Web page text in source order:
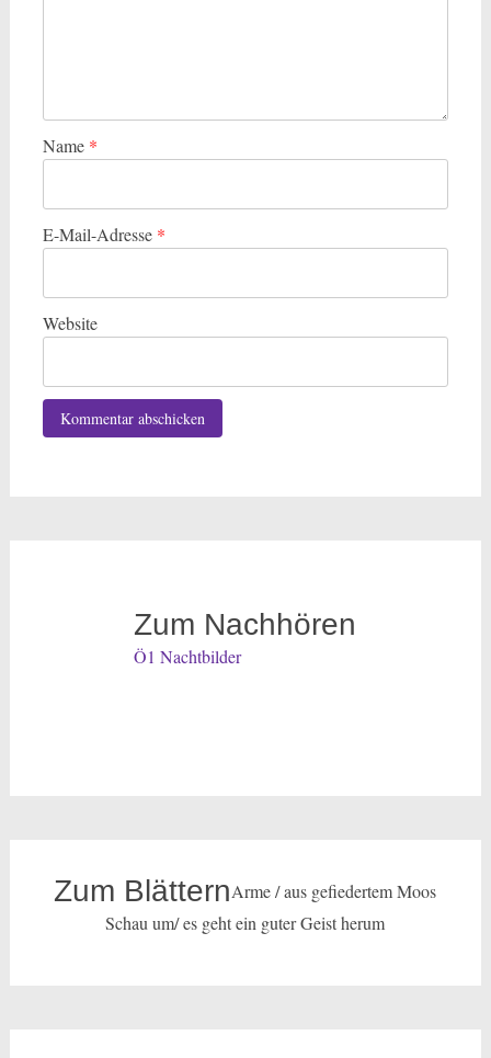
Name *
E-Mail-Adresse *
Website
Zum Nachhören
Ö1 Nachtbilder
Zum BlätternArme / aus gefiedertem Moos
Schau um/ es geht ein guter Geist herum